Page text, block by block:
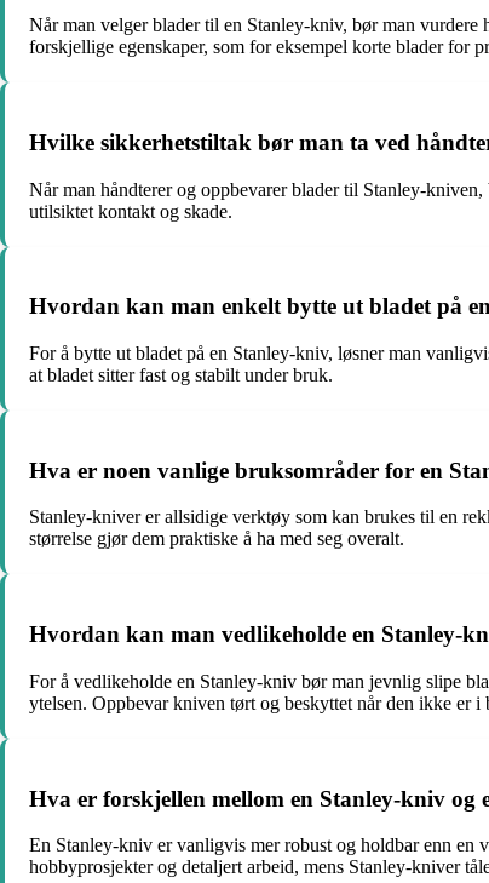
Når man velger blader til en Stanley-kniv, bør man
forskjellige egenskaper, som for eksempel korte blader for
Hvilke sikkerhetstiltak bør man ta ved
Når man håndterer og oppbevarer blader til Stanley-
utilsiktet kontakt og skade.
Hvordan kan man enkelt bytte ut bladet på
For å bytte ut bladet på en Stanley-kniv, løsner man
at bladet sitter fast og stabilt under bruk.
Hva er noen vanlige bruksområder for en
Stanley-kniver er allsidige verktøy som kan brukes til en
størrelse gjør dem praktiske å ha med seg overalt.
Hvordan kan man vedlikeholde en Stanley-
For å vedlikeholde en Stanley-kniv bør man jevnlig slipe
ytelsen. Oppbevar kniven tørt og beskyttet når den ikke er i
Hva er forskjellen mellom en Stanley-kniv og
En Stanley-kniv er vanligvis mer robust og holdbar enn
hobbyprosjekter og detaljert arbeid, mens Stanley-kniver